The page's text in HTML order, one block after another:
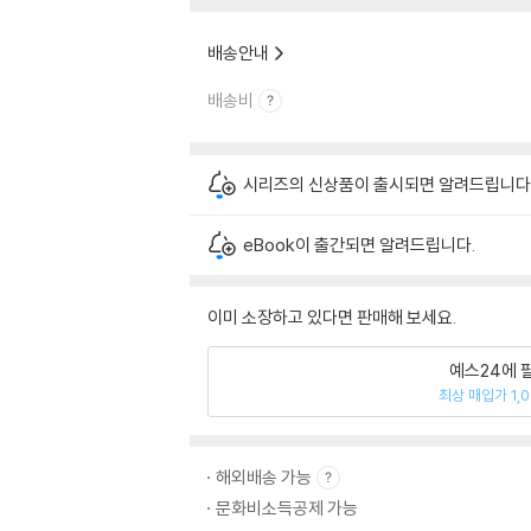
배송안내
배송비
시리즈의 신상품이 출시되면 알려드립니
eBook이 출간되면 알려드립니다.
이미 소장하고 있다면 판매해 보세요.
예스24에
최상 매입가
해외배송 가능
문화비소득공제 가능